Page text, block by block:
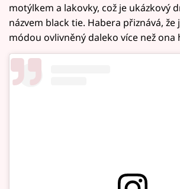
motýlkem a lakovky, což je ukázkový
názvem black tie. Habera přiznává, že
módou ovlivněný daleko více než ona